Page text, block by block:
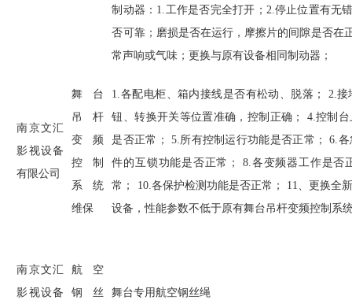
制动器： 1.工作是否完全打开； 2.停止位置有无
否可靠；磨损是否在运行，摩擦片的间隙是否在
常声响或气味；更换与原有设备相同制动器；
南京文汇
影视设备
有限公司
舞台
吊杆
变频
控制
系统
维保
1.各配电柜、箱内接线是否有松动、脱落； 2.接
钮、转换开关等位置准确，控制正确； 4.控制
是否正常；
5.所有控制运行功能是否正常； 6.各
件的互锁功能是否正常；
8.各变频器工作是否
常；
10.各保护检测功能是否正常； 11、更换全
设备，性能参数不低于原有舞台吊杆变频控制系
南京文汇
影视设备
航空
钢丝
舞台专用航空钢丝绳